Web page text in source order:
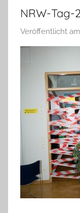
NRW-Tag-
Veröffentlicht am